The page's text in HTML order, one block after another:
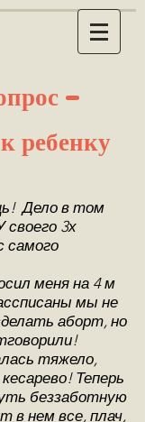
-
ребенку
Дело в том
3х
самого
меня на 4 м
мы не
аборт, но
тяжело,
Теперь
беззаботную
в нем все, плач,